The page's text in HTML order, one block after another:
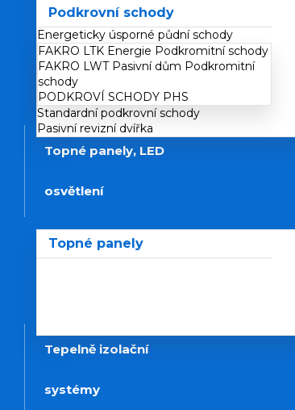
Podkrovní schody
Energeticky úsporné půdní schody
FAKRO LTK Energie Podkromitní schody
FAKRO LWT Pasivní dům Podkromitní
schody
PODKROVÍ SCHODY PHS
Standardní podkrovní schody
Pasivní revizní dvířka
Topné panely, LED
osvětlení
Topné panely
Tepelně izolační
systémy